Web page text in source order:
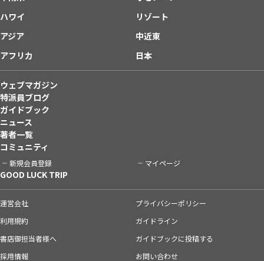
ハワイ
リゾート
アジア
中近東
アフリカ
日本
ウェブマガジン
特派員ブログ
ガイドブック
ニュース
著者一覧
コミュニティ
新規会員登録 マイページ
GOOD LUCK TRIP
運営会社
プライバシーポリシー
利用規約
ガイドライン
書店御担当者様へ
ガイドブックに投稿する
採用情報
お問い合わせ